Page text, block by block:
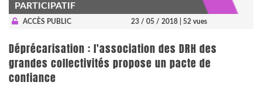
PARTICIPATIF
ACCÈS PUBLIC 23 / 05 / 2018 | 52 vues
Déprécarisation : l'association des DRH des
grandes collectivités propose un pacte de
confiance